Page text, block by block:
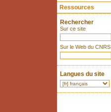
Ressources
Rechercher
Sur ce site
Sur le Web du CNRS
Langues du site